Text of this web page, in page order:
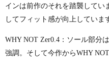
インは前作のそれを踏襲してい
してフィット感が向上していま
WHY NOT Zer0.4 ：ソール部分
強調。そして今作からWHY NOT